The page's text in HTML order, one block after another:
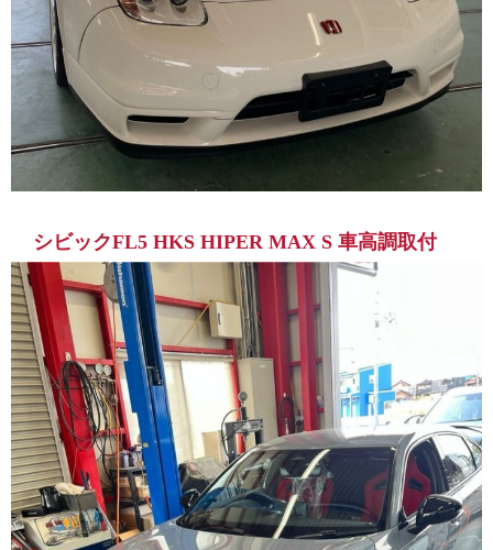
シビックFL5 HKS HIPER MAX S 車高調取付